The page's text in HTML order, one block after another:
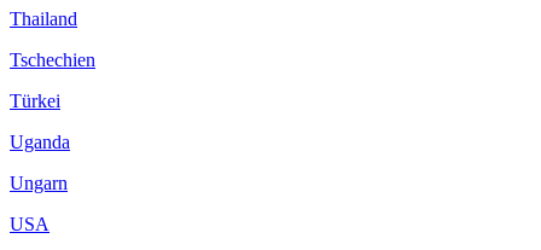
Thailand
Tschechien
Türkei
Uganda
Ungarn
USA